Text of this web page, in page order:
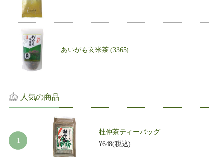
あいがも玄米茶 (3365)
人気の商品
杜仲茶ティーバッグ
¥648(税込)